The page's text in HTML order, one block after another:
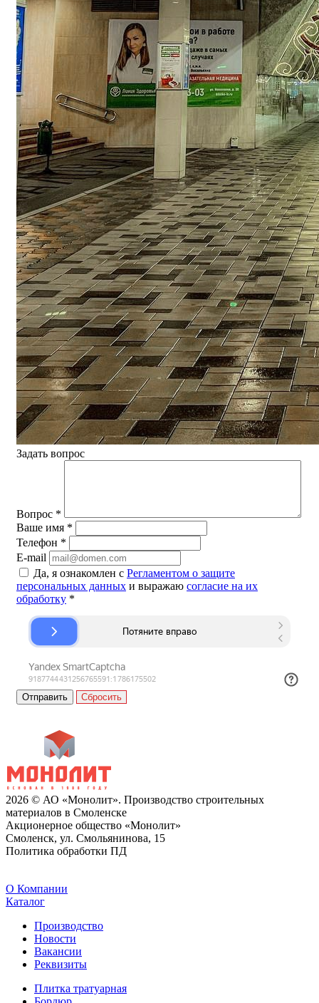
Задать вопрос
Вопрос *
Ваше имя *
Телефон *
E-mail
Да, я ознакомлен с Регламентом о защите
персональных данных и выражаю согласие на их
обработку *
Сбросить
2026 © АО «Монолит». Производство строительных
материалов в Смоленске
Акционерное общество «Монолит»
Смоленск, ул. Смольянинова, 15
Политика обработки ПД
O Компании
Каталог
Производство
Новости
Вакансии
Реквизиты
Плитка тратуарная